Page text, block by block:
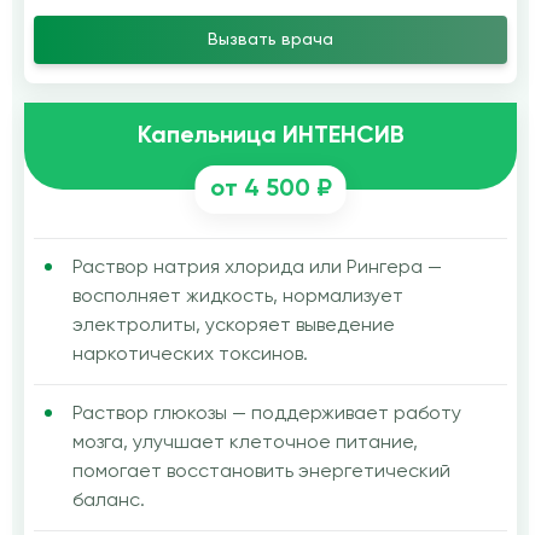
Вызвать врача
Капельница ИНТЕНСИВ
от 4 500 ₽
Раствор натрия хлорида или Рингера —
восполняет жидкость, нормализует
электролиты, ускоряет выведение
наркотических токсинов.
Раствор глюкозы — поддерживает работу
мозга, улучшает клеточное питание,
помогает восстановить энергетический
баланс.